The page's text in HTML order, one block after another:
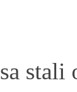
sa stali